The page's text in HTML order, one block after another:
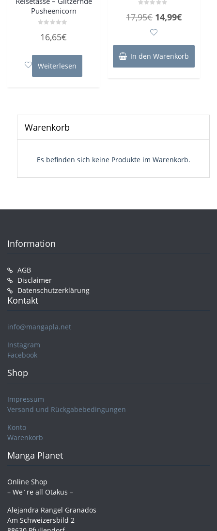
Pusheenicorn
mit
5
16,65€
Weiterlesen
mit
17,95€ Ursprünglicher
Preis
war:
17,95€
14,99€Aktueller
ist:
14,99€.
In den Warenkorb
Warenkorb
Es befinden sich keine Produkte im Warenkorb.
Information
AGB
Disclaimer
Datenschutzerklärung
Kontakt
info@mangapla.net
Instagram
Facebook
Shop
Impressum
Versand und Rückgabebedingungen
Konto
Warenkorb
Manga Planet
Online Shop
– We´re all Otakus –
Alejandra Rangel Granados
Am Schweizersbild 2